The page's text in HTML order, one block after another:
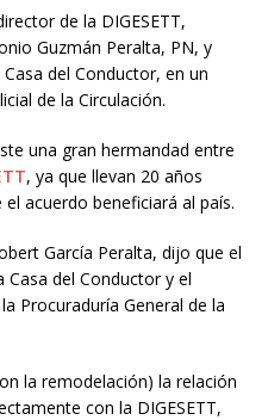
de la DIGESETT,
Guzmán Peralta, PN, y
del Conductor, en un
de la Circulación.
una gran hermandad entre
, ya que llevan 20 años
acuerdo beneficiará al país.
García Peralta, dijo que el
del Conductor y el
Procuraduría General de la
la remodelación) la relación
con la DIGESETT,